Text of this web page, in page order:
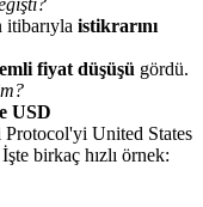
istikrarını
fiyat düşüşü gördü.
USD
United States
birkaç hızlı örnek: